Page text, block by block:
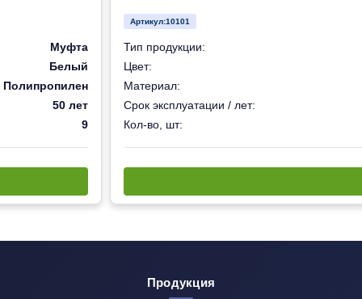
Муфта
Белый
Полипропилен
50 лет
9
Артикул:10101
Тип продукции:
Цвет:
Материал:
Срок эксплуатации / лет:
Кол-во, шт:
Продукция